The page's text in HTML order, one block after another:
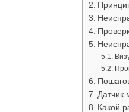
Датчик
Какой